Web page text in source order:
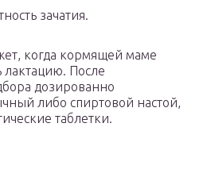
зачатия.
когда кормящей маме
лактацию. После
дозированно
либо спиртовой настой,
таблетки.